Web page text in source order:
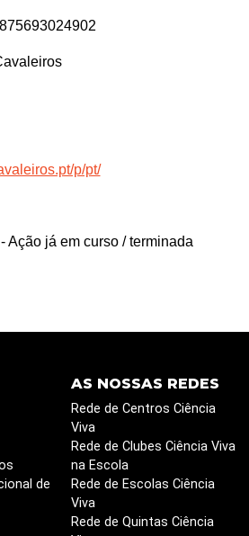
p/pt/
- Ação já em curso / terminada
de
AS NOSSAS REDES
Rede de Centros Ciência
Viva
Rede de Clubes Ciência Viva
na Escola
Rede de Escolas Ciência
Viva
Rede de Quintas Ciência